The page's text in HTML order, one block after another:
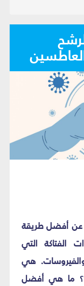
عن أفضل طريقة
الفتاكة التي
هي
ما هي أفضل